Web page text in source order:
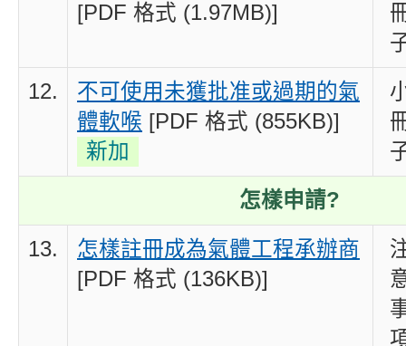
[PDF 格式 (1.97MB)]
12.
不可使用未獲批准或過期的氣
體軟喉 [PDF 格式 (855KB)]
新加
怎樣申請?
13.
怎樣註冊成為氣體工程承辦商
[PDF 格式 (136KB)]